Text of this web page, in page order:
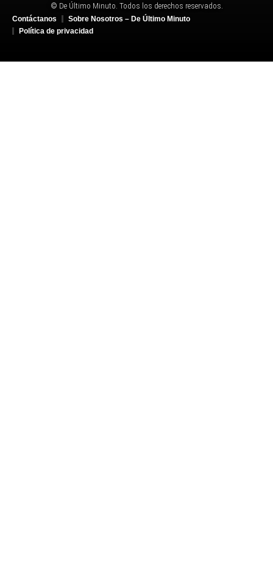
© De Último Minuto. Todos los derechos reservados.
Contáctanos
Sobre Nosotros – De Último Minuto
Política de privacidad